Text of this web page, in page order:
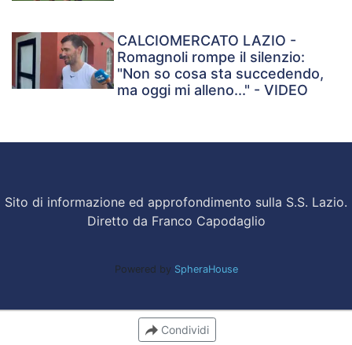
CALCIOMERCATO LAZIO -
Romagnoli rompe il silenzio:
"Non so cosa sta succedendo,
ma oggi mi alleno..." - VIDEO
Sito di informazione ed approfondimento sulla S.S. Lazio.
Diretto da Franco Capodaglio
Powered by SpheraHouse
Condividi